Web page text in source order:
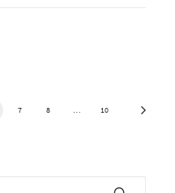
7 8 10